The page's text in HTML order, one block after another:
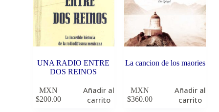
UNA RADIO ENTRE
DOS REINOS
MXN
$200.00
Añadir al
carrito
La cancion de los maories
MXN
$360.00
Añadir al
carrito